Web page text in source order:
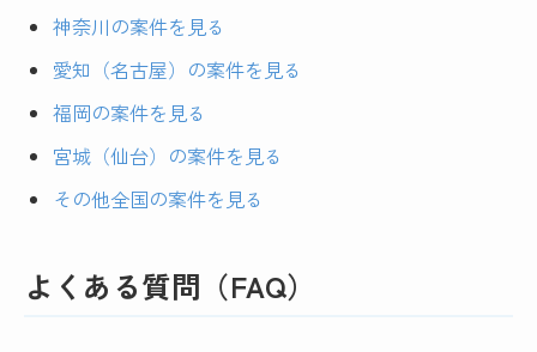
神奈川の案件を見る
愛知（名古屋）の案件を見る
福岡の案件を見る
宮城（仙台）の案件を見る
その他全国の案件を見る
よくある質問（FAQ）